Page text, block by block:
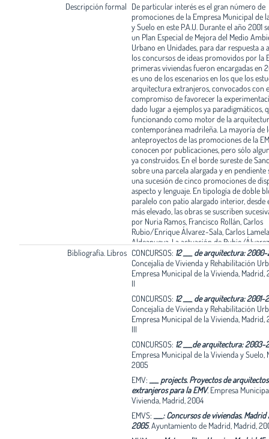
Descripción formal De particular interés es el gran número de
promociones de la Empresa Municipal de
y Suelo en este P.A.U. Durante el año 2001
un Plan Especial de Mejora del Medio
Urbano en Unidades, para dar respuesta a
los concursos de ideas promovidos por la
primeras viviendas fueron encargadas en
es uno de los escenarios en los que los
arquitectura extranjeros, convocados con
compromiso de favorecer la
dado lugar a ejemplos ya paradigmáticos,
funcionando como motor de la
contemporánea madrileña. La mayoría de
anteproyectos de las promociones de la
conocen por publicaciones, pero sólo
ya construidos. En el borde sureste de
sobre una parcela alargada y en pendiente
una sucesión de cinco promociones de
aspecto y lenguaje. En tipología de doble
paralelo con patio alargado interior, desde
más elevado, las obras se suscriben
por Nuria Ramos, Francisco Rollán, Carlos
Rubio/Enrique Álvarez-Sala, Carlos
Aldeanueva. La actuación de Rubio/
de Lamela son sin duda las que presentan
lenguaje más afín, en edificaciones de gran
corrección y escaso afán de
que se sitúan en las proximidades del ya
en foco principal de Sanchinarro, el
de MVRDV/ Blanca Lleó -al menos en
termine el segundo de este mismo
serie de promociones de calidad. Ochoa,
Medina han construido un bloque de
que se adentra en un intento de
volúmenes para cualificar y pormenorizar
recorridos. En su parcela gemela se espera
propuesta de la mano de Carrilho da
Velasco cuyo proyecto ha sido objeto de
modificaciones. El imponente volumen en
construcción de Garrido y Burgos
planta en helicoide que va incrementando
hasta convertir uno de sus extremos en
cuyo acertado acabado de fachada de
Bibliografía. Libros CONCURSOS: 12 ___ de arquitectura: 2000-
Concejalía de Vivienda y Rehabilitación
Empresa Municipal de la Vivienda, Madrid,
II
CONCURSOS: 12 ___ de arquitectura: 2001-
Concejalía de Vivienda y Rehabilitación
Empresa Municipal de la Vivienda, Madrid,
III
CONCURSOS: 12 ___de arquitectura: 2003-
Empresa Municipal de la Vivienda y Suelo,
2005
EMV:
___ projects. Proyectos de arquitectos
extranjeros para la EMV. Empresa
Vivienda, Madrid, 2004
EMVS:
___: Concursos de viviendas.
2005.Ayuntamiento de Madrid, Madrid,